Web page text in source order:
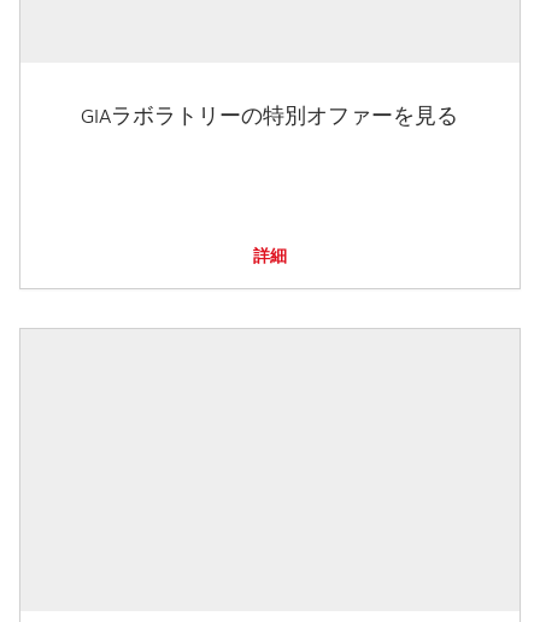
GIAラボラトリーの特別オファーを見る
詳細